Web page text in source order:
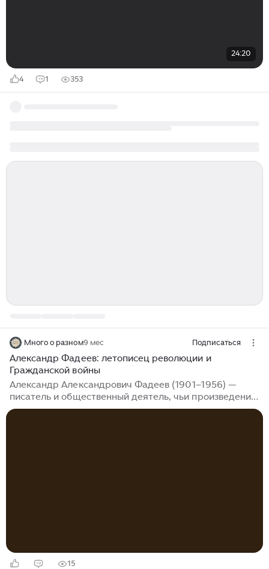
24:20
4 1 353
Много о разном9 мес Подписаться
Александр Фадеев: летописец революции и
Гражданской войны
Александр Александрович Фадеев (1901–1956) —
писатель и общественный деятель, чьи произведения
стали каноническими образцами советской
15